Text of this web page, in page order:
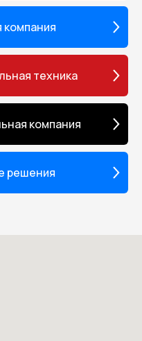
компания
техника
компания
решения